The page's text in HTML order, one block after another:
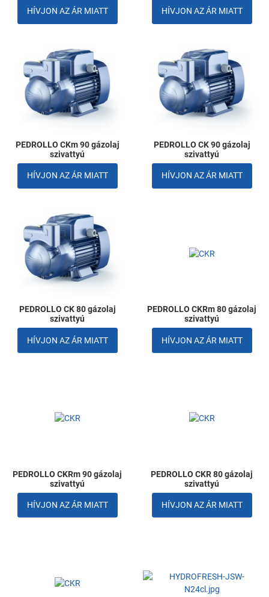
HÍVJON AZ ÁR MIATT HÍVJON AZ ÁR MIATT
Kedvencekhez adom
Összehasonlítom
Gyors nézet
PEDROLLO CKm 90 gázolaj
szivattyú
HÍVJON AZ ÁR MIATT
PEDROLLO CK 90 gázolaj
szivattyú
HÍVJON AZ ÁR MIATT
Összehasonlítom
PEDROLLO CK 80 gázolaj
szivattyú
HÍVJON AZ ÁR MIATT
PEDROLLO CKRm 80 gázolaj
szivattyú
HÍVJON AZ ÁR MIATT
Összehasonlítom
PEDROLLO CKRm 90 gázolaj
szivattyú
HÍVJON AZ ÁR MIATT
PEDROLLO CKR 80 gázolaj
szivattyú
HÍVJON AZ ÁR MIATT
Összehasonlítom